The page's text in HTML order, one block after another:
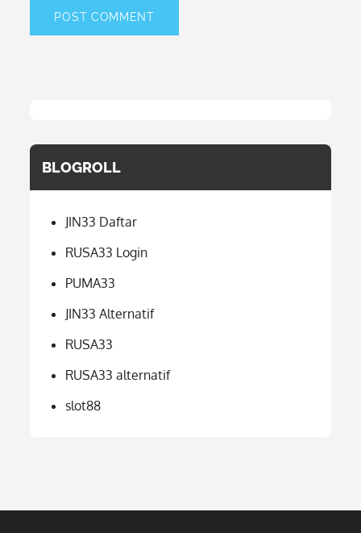
BLOGROLL
JIN33 Daftar
RUSA33 Login
PUMA33
JIN33 Alternatif
RUSA33
RUSA33 alternatif
slot88